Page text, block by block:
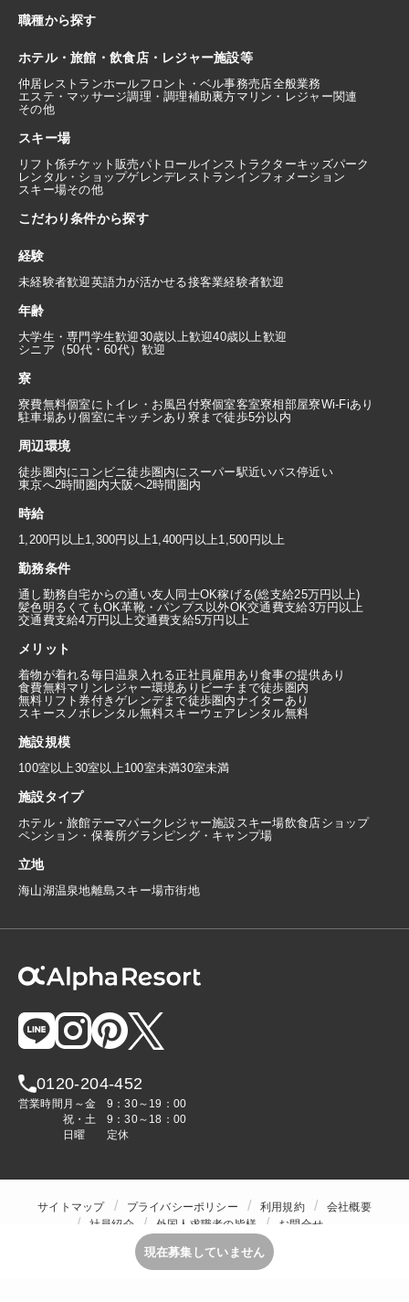
職種から探す
ホテル・旅館・飲食店・レジャー施設等
仲居 レストランホールフロント・ベル事務売店全般業務
エステ・マッサージ調理・調理補助裏方マリン・レジャー関連
その他
スキー場
リフト係チケット販売パトロールインストラクターキッズパーク
レンタル・ショップゲレンデレストラン インフォメーション
スキー場その他
こだわり条件から探す
経験
未経験者歓迎英語力が活かせる接客業経験者歓迎
年齢
大学生・専門学生歓迎30歳以上歓迎40歳以上歓迎
シニア（50代・60代）歓迎
寮
寮費無料個室にトイレ・お風呂付寮個室客室寮相部屋寮Wi-Fiあり
駐車場あり個室にキッチンあり 寮まで徒歩5分以内
周辺環境
徒歩圏内にコンビニ徒歩圏内にスーパー駅近いバス停近い
東京へ2時間圏内大阪へ2時間圏内
時給
1,200円以上1,300円以上1,400円以上1,500円以上
勤務条件
通し勤務自宅からの通い友人同士OK稼げる(総支給25万円以上)
髪色明るくてもOK革靴・パンプス以外OK交通費支給3万円以上
交通費支給4万円以上交通費支給5万円以上
メリット
着物が着れる毎日温泉入れる正社員雇用あり食事の提供あり
食費無料マリンレジャー環境あり ビーチまで徒歩圏内
無料リフト券付きゲレンデまで徒歩圏内ナイターあり
スキースノボレンタル無料スキーウェアレンタル無料
施設規模
100室以上30室以上100室未満30室未満
施設タイプ
ホテル・旅館テーマパーク レジャー施設スキー場飲食店ショップ
ペンション・保養所グランピング・キャンプ場
立地
海山湖温泉地離島スキー場市街地
0120-204-452
営業時間 月～金
9：30～19：00
祝・土
9：30～18：00
日曜
定休
サイトマップ プライバシーポリシー 利用規約
会社概要
社員紹介
外国人求職者の皆様
お問合せ
現在募集していません